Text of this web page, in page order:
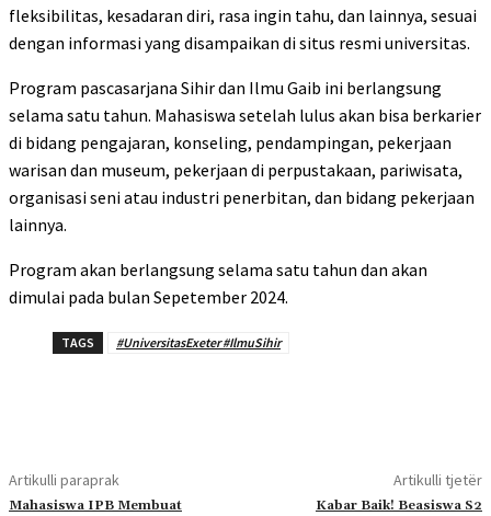
fleksibilitas, kesadaran diri, rasa ingin tahu, dan lainnya, sesuai
dengan informasi yang disampaikan di situs resmi universitas.
Program pascasarjana Sihir dan Ilmu Gaib ini berlangsung
selama satu tahun. Mahasiswa setelah lulus akan bisa berkarier
di bidang pengajaran, konseling, pendampingan, pekerjaan
warisan dan museum, pekerjaan di perpustakaan, pariwisata,
organisasi seni atau industri penerbitan, dan bidang pekerjaan
lainnya.
Program akan berlangsung selama satu tahun dan akan
dimulai pada bulan Sepetember 2024.
TAGS #UniversitasExeter #IlmuSihir
Artikulli paraprak
Mahasiswa IPB Membuat
Artikulli tjetër
Kabar Baik! Beasiswa S2